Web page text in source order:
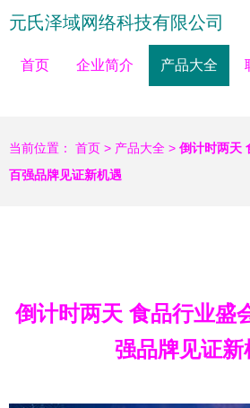
元氏泽域网络科技有限公司
首页 企业简介 产品大全
当前位置： 首页 > 产品大全 > 倒计时两天
百强品牌见证新机遇
倒计时两天 食品行业盛
强品牌见证新